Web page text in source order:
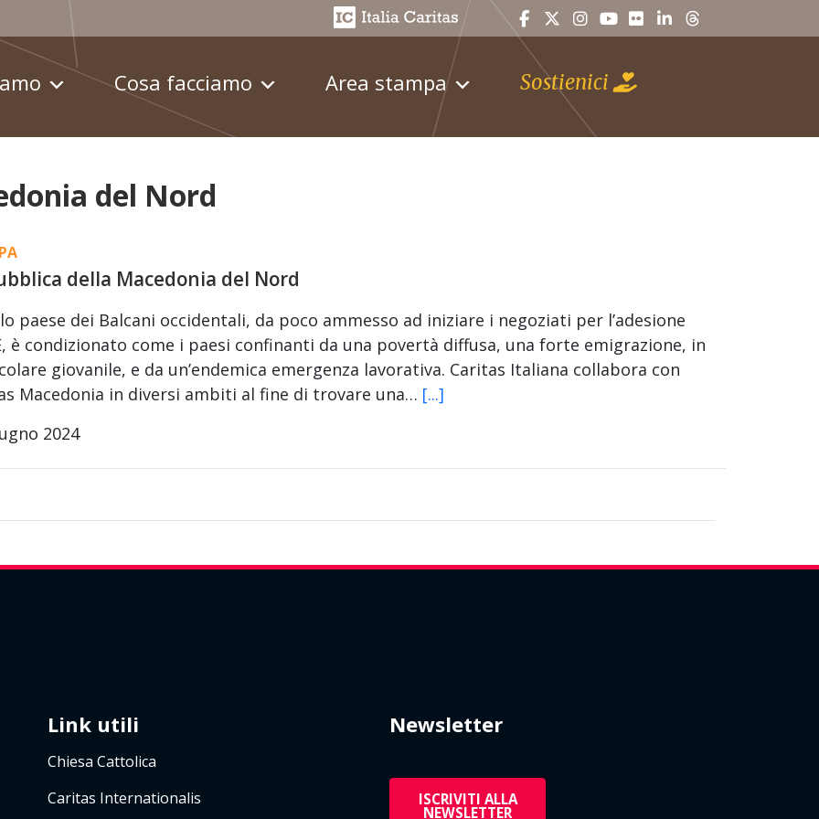
Cosa facciamo Area stampa Sostienici
del Nord
della Macedonia del Nord
paese dei Balcani occidentali, da poco ammesso ad iniziare i negoziati per l’adesione
è condizionato come i paesi confinanti da una povertà diffusa, una forte emigrazione, in
giovanile, e da un’endemica emergenza lavorativa. Caritas Italiana collabora con
Macedonia in diversi ambiti al fine di trovare una… [...]
2024
Link utili
Chiesa Cattolica
Caritas Internationalis
Newsletter
ISCRIVITI ALLA
NEWSLETTER